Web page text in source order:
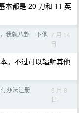
本都是 20 刀和 11 英
我就八卦一下他 7 月 14
日
。不过可以辐射其他
办法注册
6 月 8
日